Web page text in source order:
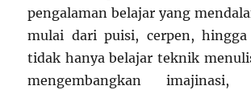
pengalaman belajar yang
mulai dari puisi, cerpen,
tidak hanya belajar teknik
mengembangkan imajinasi,